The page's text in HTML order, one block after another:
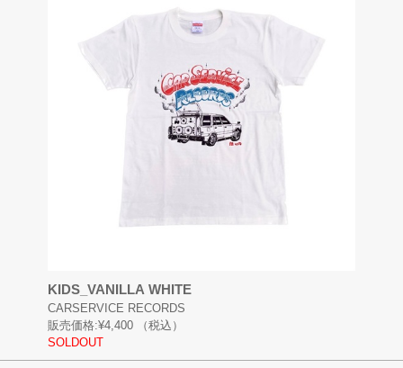
KIDS_VANILLA WHITE
CARSERVICE RECORDS
販売価格:¥4,400
（税込）
SOLDOUT